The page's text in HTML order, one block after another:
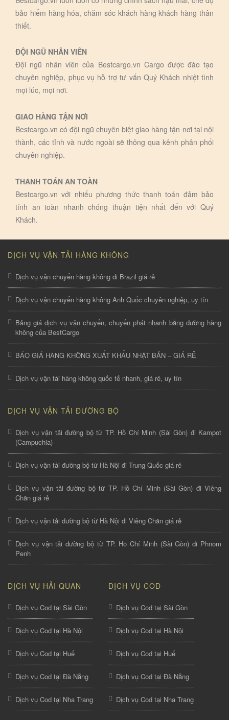
bảo hiểm hàng hóa, chăm sóc khách hàng khách hàng thân
thiết.
ĐỘI NGŨ NHÂN VIÊN
Đội ngũ nhân viên của Bestcargo.vn Cargo được đào tạo
chuyên nghiệp, phục vụ hỗ trợ tư vấn Quý Khách nhiệt tình
mọi lúc, mọi nơi.
GIAO HÀNG TẬN NƠI
Bestcargo.vn có đội ngũ chuyên biệt giao hàng tận nơi tại nội
thành, các tỉnh và nước ngoài sẽ thông qua kênh phân phối
chuyên nghiệp.
THANH TOÁN AN TOÀN
Bestcargo.vn với nhiếu phương thức thanh toán đảm bảo
tính an toàn nhanh chóng thuận tiện nhất đến với Quý
Khách.
DỊCH VỤ VẬN TẢI HÀNG KHÔNG
Dịch vụ vận chuyển hàng không đi Brazil giá rẻ
Dịch vụ vận chuyển hàng không Anh Quốc chuyên nghiệp, uy tín
Bảng giá dịch vụ vận chuyển, chuyển phát nhanh bằng đường hàng
không của BestCargo
BÁO GIÁ HÀNG KHÔNG XUẤT KHẨU NHẬT BẢN – GIÁ RẺ
Dịch vụ vận tải hàng không quốc tế nhanh, giá rẻ, uy tín
DỊCH VỤ VẬN TẢI ĐƯỜNG BỘ
Dịch vụ vận tải đường bộ từ TP. Hồ Chí Minh (Sài Gòn) đi Kampot
(Campuchia)
Dịch vụ vận tải đường bộ từ Hà Nội đi Trung Quốc giá rẻ
Dịch vụ vận tải đường bộ từ TP. Hồ Chí Minh (Sài Gòn) đi Viêng
Chăn giá rẻ
Dịch vụ vận tải đường bộ từ Hà Nội đi Viêng Chăn giá rẻ
Dịch vụ vận tải đường bộ từ TP. Hồ Chí Minh (Sài Gòn) đi Phnom
Penh
DỊCH VỤ HẢI QUAN
Dịch vụ Cod tại Sài Gòn
Dịch vụ Cod tại Hà Nội
Dịch vụ Cod tại Huế
Dịch vụ Cod tại Đà Nẵng
Dịch vụ Cod tại Nha Trang
DỊCH VỤ COD
Dịch vụ Cod tại Sài Gòn
Dịch vụ Cod tại Hà Nội
Dịch vụ Cod tại Huế
Dịch vụ Cod tại Đà Nẵng
Dịch vụ Cod tại Nha Trang